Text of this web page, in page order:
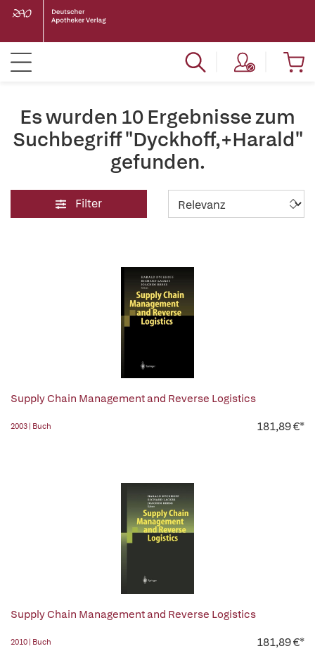
Es wurden 10 Ergebnisse zum
Suchbegriff "Dyckhoff,+Harald"
gefunden.
Filter
Supply Chain Management and Reverse Logistics
2003 | Buch 181,89 €*
Supply Chain Management and Reverse Logistics
2010 | Buch 181,89 €*